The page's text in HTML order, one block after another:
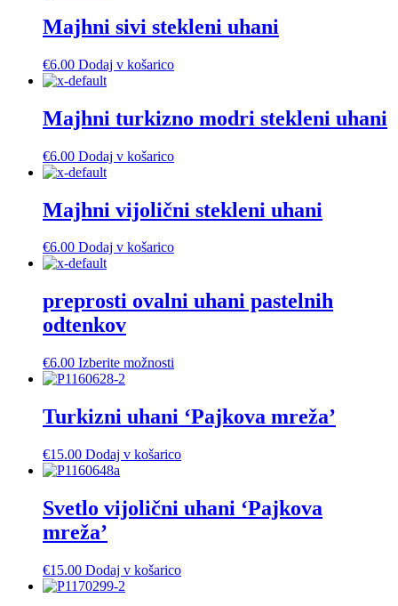
Majhni sivi stekleni uhani
€6.00 Dodaj v košarico
Majhni turkizno modri stekleni uhani
€6.00 Dodaj v košarico
Majhni vijolični stekleni uhani
€6.00 Dodaj v košarico
preprosti ovalni uhani pastelnih
odtenkov
€6.00 Izberite možnosti
več
različic.
lahko
strani
izdelka
Turkizni uhani ‘Pajkova mreža’
€15.00 Dodaj v košarico
Svetlo vijolični uhani ‘Pajkova
mreža’
€15.00 Dodaj v košarico